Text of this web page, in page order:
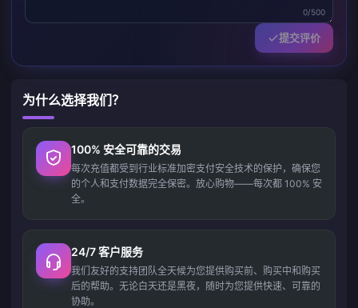
0/500
提交评价
为什么选择我们？
100% 安全可靠的交易
每次充值都受到行业标准加密支付安全技术的保护，确保您
的个人和支付数据完全保密。放心购物——每次都 100% 安
全。
24/7 客户服务
我们友好的支持团队全天候为您提供购买前、购买中和购买
后的帮助。无论白天还是黑夜，随时为您提供快速、可靠的
协助。